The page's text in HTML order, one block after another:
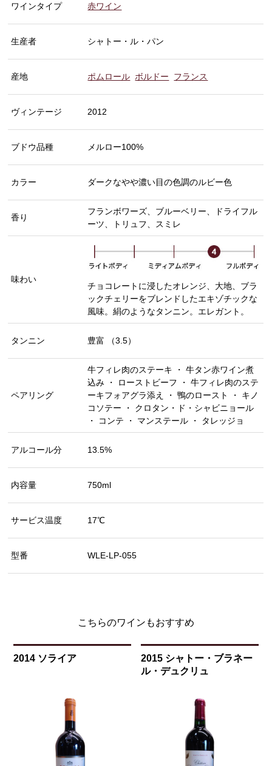
ワインタイプ 赤ワイン
生産者 シャトー・ル・パン
産地 ポムロール ボルドー フランス
ヴィンテージ 2012
ブドウ品種 メルロー100%
カラー ダークなやや濃い目の色調のルビー色
香り
フランボワーズ、ブルーベリー、ドライフル
ーツ、トリュフ、スミレ
味わい
チョコレートに浸したオレンジ、大地、ブラ
ックチェリーをブレンドしたエキゾチックな
風味。絹のようなタンニン。エレガント。
タンニン 豊富 （3.5）
ペアリング
牛フィレ肉のステーキ ・ 牛タン赤ワイン煮
込み ・ ローストビーフ ・ 牛フィレ肉のステ
ーキフォアグラ添え ・ 鴨のロースト ・ キノ
コソテー ・ クロタン・ド・シャビニョール
・ コンテ ・ マンステール ・ タレッジョ
アルコール分 13.5%
内容量 750ml
サービス温度 17℃
型番 WLE-LP-055
こちらのワインもおすすめ
2014 ソライア
2015 シャトー・ブラネー
ル・デュクリュ